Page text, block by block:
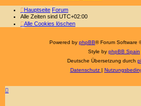
Hauptseite Forum
Alle Zeiten sind UTC+02:00
Alle Cookies löschen
Powered by phpBB® Forum Software
Style by phpBB Spain
Deutsche Übersetzung durch
Datenschutz |